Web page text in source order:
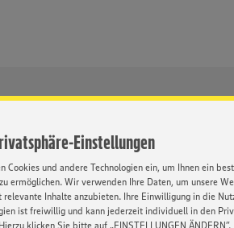
Einstellungen
Cookies und andere Technologien ein, um Ihnen ein
ermöglichen. Wir verwenden Ihre Daten, um unsere
relevante Inhalte anzubieten. Ihre Einwilligung in die
ist freiwillig und kann jederzeit individuell in den
klicken Sie bitte auf „EINSTELLUNGEN
Format Auflösung
JPG 178px x 600px